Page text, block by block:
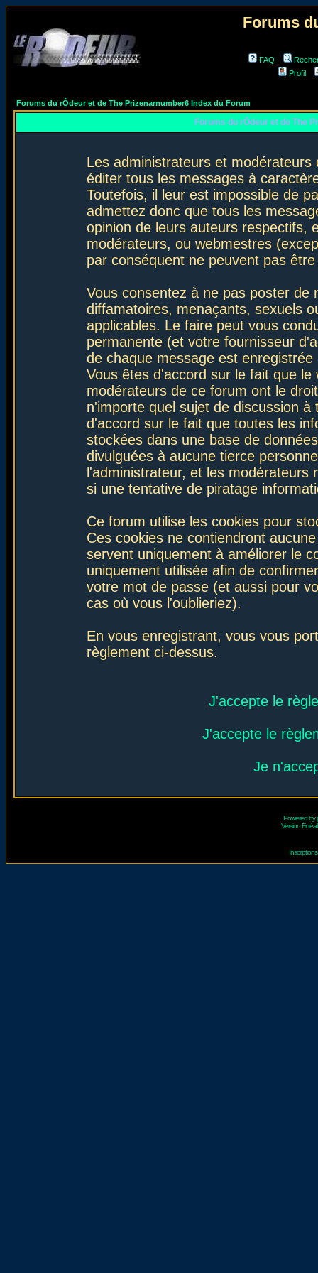
Forums
FAQ
Profil
Forums du rÔdeur et de The Prizenarnumber6 Index du Forum
Forums du rÔdeur et de The
Les administrateurs et
éditer tous les messages à
Toutefois, il leur est impossible de
admettez donc que tous les
opinion de leurs auteurs respectifs,
modérateurs, ou webmestres
par conséquent ne peuvent pas
Vous consentez à ne pas poster de
diffamatoires, menaçants, sexuels
applicables. Le faire peut vous
permanente (et votre fournisseur
de chaque message est
Vous êtes d'accord sur le fait que
modérateurs de ce forum ont le
n'importe quel sujet de discussion
d'accord sur le fait que toutes les
stockées dans une base de
divulguées à aucune tierce
l'administrateur, et les
si une tentative de piratage
Ce forum utilise les cookies pour
Ces cookies ne contiendront
servent uniquement à améliorer le
uniquement utilisée afin de
votre mot de passe (et aussi pour
cas où vous l'oublieriez).
En vous enregistrant, vous vous
règlement ci-dessus.
J'accepte le
J'accepte le
Je
Powered by
Version Fr